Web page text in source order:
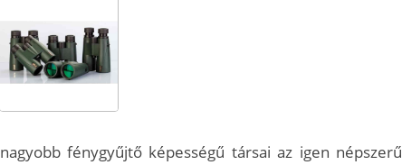
nagyobb fénygyűjtő képességű társai az igen népszerű